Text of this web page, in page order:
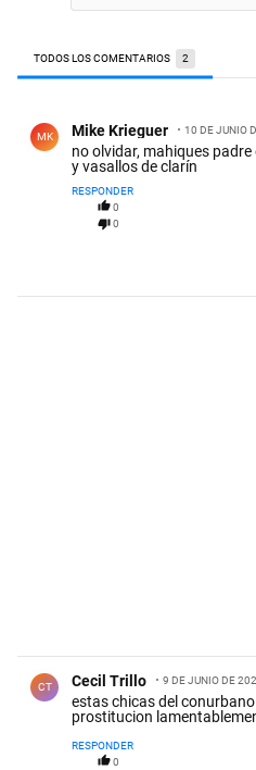
TODOS LOS COMENTARIOS 2
MK Mike Krieguer 10 DE JUNIO
no olvidar, mahiques
y vasallos de clarín
RESPONDER
0
0
CT Cecil Trillo 9 DE JUNIO DE
estas chicas del
prostitucion
RESPONDER
0